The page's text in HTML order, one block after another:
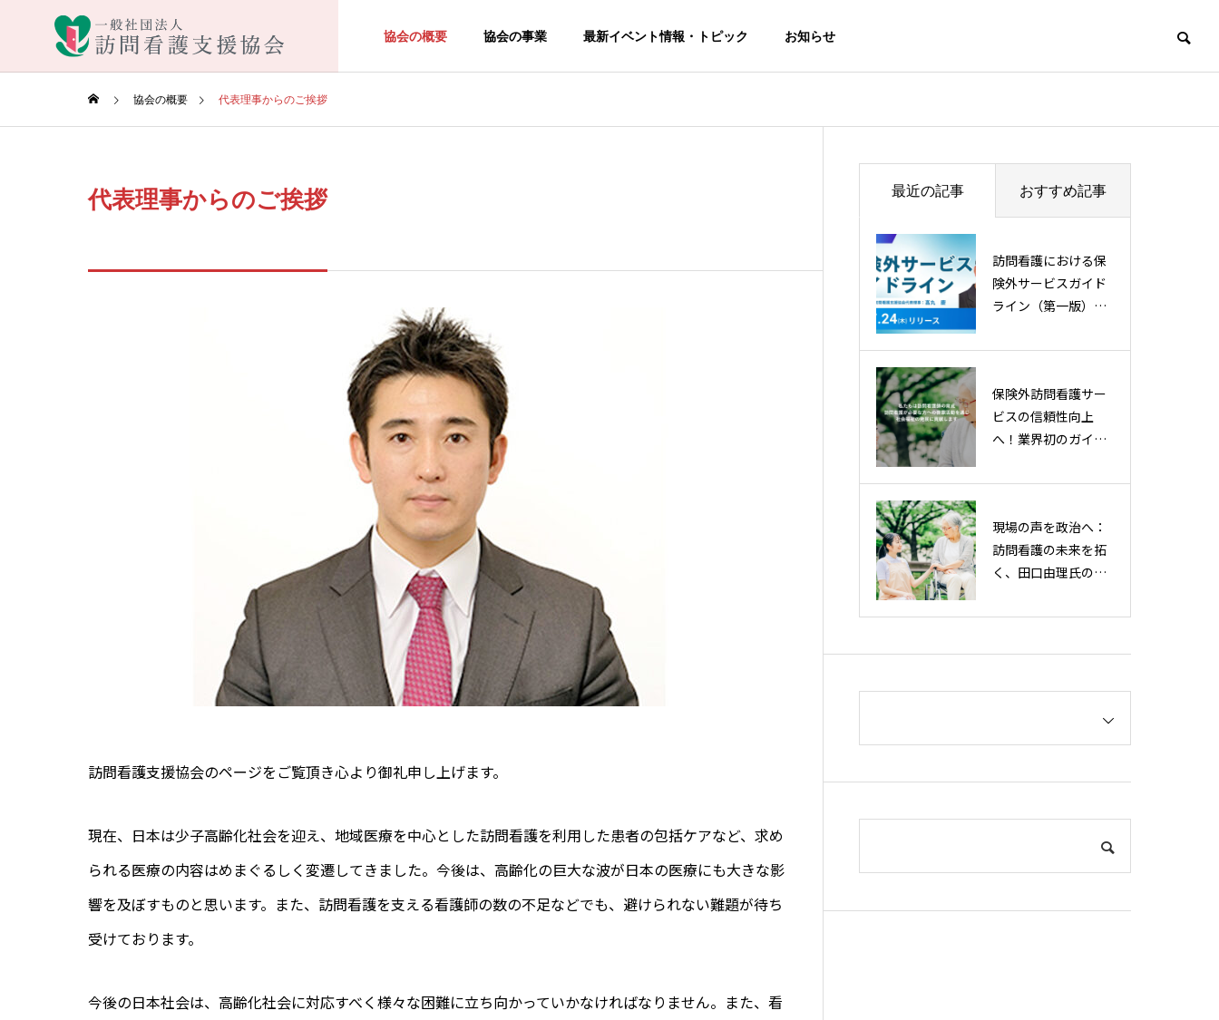
協会の概要 協会の事業 最新イベント情報・トピック お知らせ
協会の概要 代表理事からのご挨拶
代表理事からのご挨拶
訪問看護支援協会のページをご覧頂き心より御礼申し上げます。
現在、日本は少子高齢化社会を迎え、地域医療を中心とした訪問看護を利用した患者の包括ケアなど、求め
られる医療の内容はめまぐるしく変遷してきました。今後は、高齢化の巨大な波が日本の医療にも大きな影
響を及ぼすものと思います。また、訪問看護を支える看護師の数の不足などでも、避けられない難題が待ち
受けております。
今後の日本社会は、高齢化社会に対応すべく様々な困難に立ち向かっていかなければなりません。また、看
最近の記事 おすすめ記事
訪問看護における保
険外サービスガイド
ライン（第一版）を
保険外訪問看護サー
ビスの信頼性向上
へ！業界初のガイド
年7月24日（木）公
現場の声を政治へ：
訪問看護の未来を拓
く、田口由理氏の挑